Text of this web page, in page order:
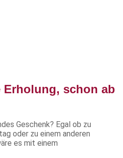
Erholung, schon ab
Geschenk? Egal ob zu
oder zu einem anderen
es mit einem